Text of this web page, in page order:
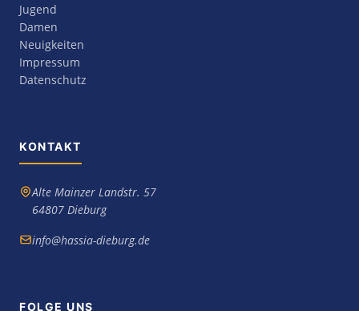
Jugend
Damen
Neuigkeiten
Impressum
Datenschutz
KONTAKT
Alte Mainzer Landstr. 57
64807 Dieburg
info@hassia-dieburg.de
FOLGE UNS